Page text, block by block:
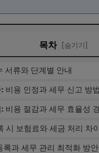
목차 [숨기기]
서류와 단계별 안내
비용 인정과 세무 신고 방법
비용 절감과 세무 효율성
시 보험료와 세금 처리 차
과 세무 관리 최적화 방안